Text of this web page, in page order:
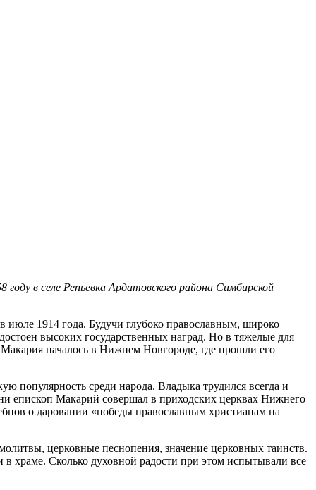
в селе Репьевка Ардатовского района Симбирской
1914 года. Будучи глубоко православным, широко
высоких государственных наград. Но в тяжелые для
началось в Нижнем Новгороде, где прошли его
популярность среди народа. Владыка трудился всегда и
епископ Макарий совершал в приходских церквах Нижнего
о даровании «победы православным христианам на
церковные песнопения, значение церковных таинств.
храме. Сколько духовной радости при этом испытывали все